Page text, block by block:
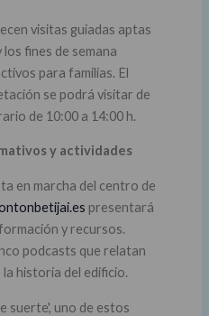
visitas guiadas aptas
fines de semana
para familias. El
se podrá visitar de
de 10:00 a 14:00 h.
y actividades
en marcha del centro de
presentará
y recursos.
podcasts que relatan
historia del edificio.
suerte', uno de estos